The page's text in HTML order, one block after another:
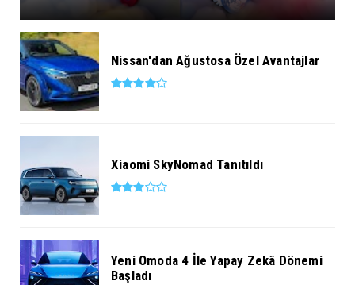
Nissan'dan Ağustosa Özel Avantajlar
Xiaomi SkyNomad Tanıtıldı
Yeni Omoda 4 İle Yapay Zekâ Dönemi
Başladı